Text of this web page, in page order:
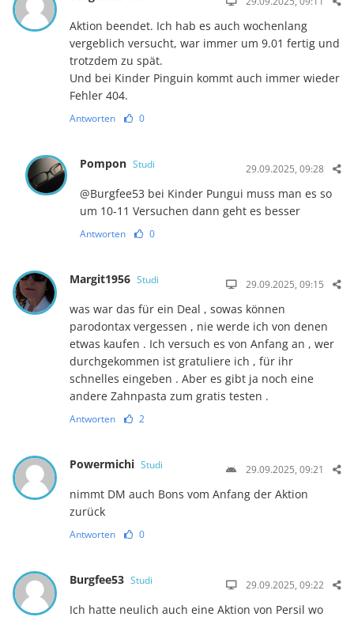
Aktion beendet. Ich hab es auch wochenlang
vergeblich versucht, war immer um 9.01 fertig und
trotzdem zu spät.
Und bei Kinder Pinguin kommt auch immer wieder
Fehler 404.
Antworten 0
Pompon Studi 29.09.2025, 09:28
@Burgfee53 bei Kinder Pungui muss man es so
um 10-11 Versuchen dann geht es besser
Antworten 0
Margit1956 Studi 29.09.2025, 09:15
was war das für ein Deal , sowas können
parodontax vergessen , nie werde ich von denen
etwas kaufen . Ich versuch es von Anfang an , wer
durchgekommen ist gratuliere ich , für ihr
schnelles eingeben . Aber es gibt ja noch eine
andere Zahnpasta zum gratis testen .
Antworten 2
Powermichi Studi 29.09.2025, 09:21
nimmt DM auch Bons vom Anfang der Aktion
zurück
Antworten 0
Burgfee53 Studi 29.09.2025, 09:22
Ich hatte neulich auch eine Aktion von Persil wo